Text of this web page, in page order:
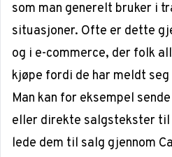
som man generelt bruker i
situasjoner. Ofte er dette
og i e-commerce, der folk
kjøpe fordi de har meldt
Man kan for eksempel
eller direkte salgstekster til
lede dem til salg gjennom